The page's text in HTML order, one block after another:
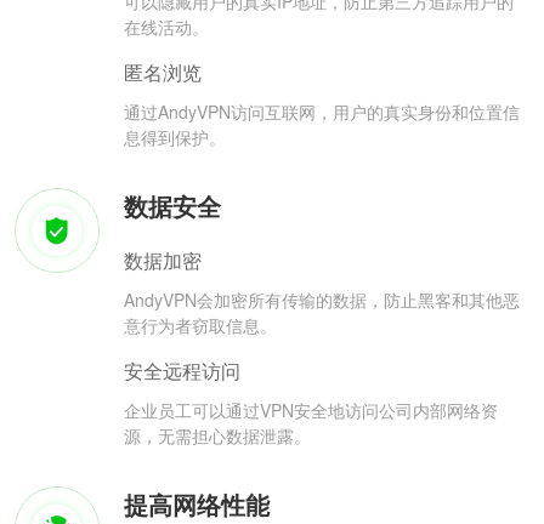
在线活动。
匿名浏览
通过AndyVPN访问互联网，用户的真实身份和位置信
息得到保护。
数据安全
数据加密
AndyVPN会加密所有传输的数据，防止黑客和其他恶
意行为者窃取信息。
安全远程访问
企业员工可以通过VPN安全地访问公司内部网络资
源，无需担心数据泄露。
提高网络性能